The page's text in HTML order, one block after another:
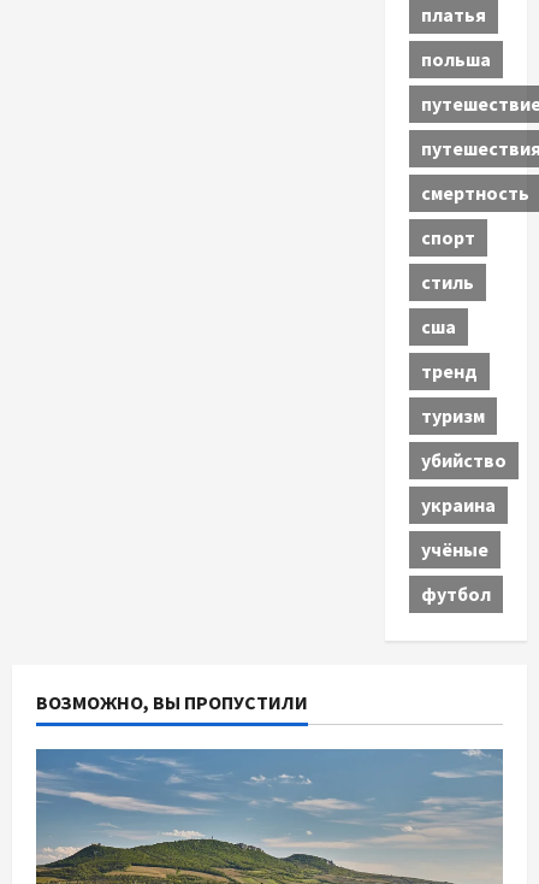
платья
польша
смертность
спорт
стиль
сша
тренд
туризм
убийство
украина
учёные
футбол
ВОЗМОЖНО, ВЫ ПРОПУСТИЛИ